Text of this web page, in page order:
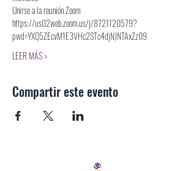
Unirse a la reunión Zoom
https://us02web.zoom.us/j/8721120579?
pwd=YXQ5ZEcvM1E3VHc2STc4djNJNTAxZz09
LEER MÁS >
Compartir este evento